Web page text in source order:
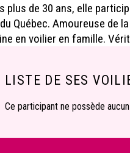
plus de 30 ans, elle
du Québec. Amoureuse
en voilier en famille.
LISTE DE SES
Ce participant ne possède